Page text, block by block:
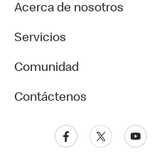
Acerca de nosotros
Servicios
Comunidad
Contáctenos